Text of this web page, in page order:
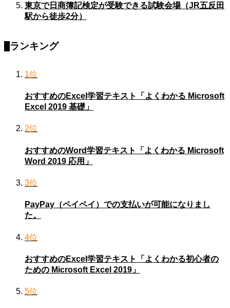
東京で日商簿記検定が受験できる試験会場（JR五反田
駅から徒歩2分）
ランキング
1位
おすすめのExcel学習テキスト「よくわかる Microsoft
Excel 2019 基礎」
2位
おすすめのWord学習テキスト「よくわかる Microsoft
Word 2019 応用」
3位
PayPay（ペイペイ）での支払いが可能になりまし
た。
4位
おすすめのExcel学習テキスト「よくわかる初心者の
ための Microsoft Excel 2019」
5位